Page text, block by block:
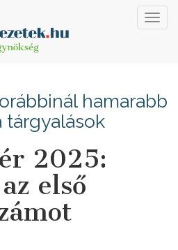
hamarabb
tárgyalások
2025:
első